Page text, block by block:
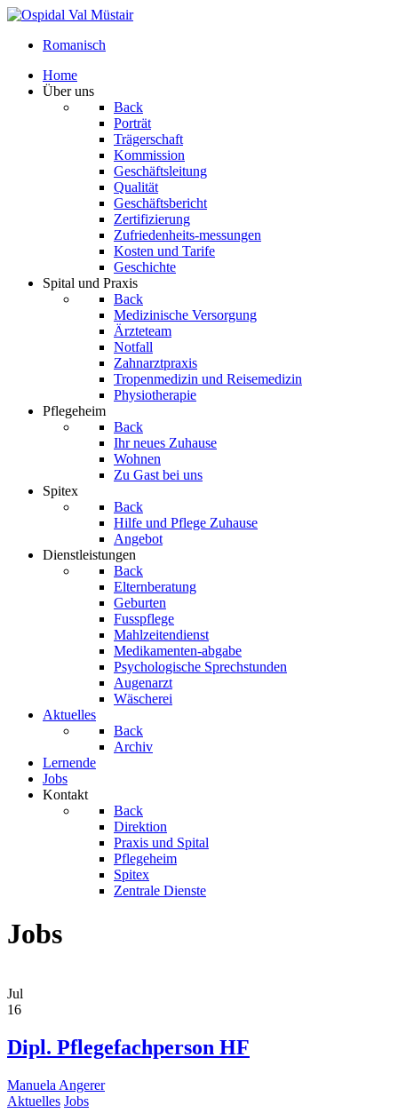
Romanisch
Home
Über uns
Back
Porträt
Trägerschaft
Kommission
Geschäftsleitung
Qualität
Geschäftsbericht
Zertifizierung
Zufriedenheits-messungen
Kosten und Tarife
Geschichte
Spital und Praxis
Back
Medizinische Versorgung
Ärzteteam
Notfall
Zahnarztpraxis
Tropenmedizin und Reisemedizin
Physiotherapie
Pflegeheim
Back
Ihr neues Zuhause
Wohnen
Zu Gast bei uns
Spitex
Back
Hilfe und Pflege Zuhause
Angebot
Dienstleistungen
Back
Elternberatung
Geburten
Fusspflege
Mahlzeitendienst
Medikamenten-abgabe
Psychologische Sprechstunden
Augenarzt
Wäscherei
Aktuelles
Back
Archiv
Lernende
Jobs
Kontakt
Back
Direktion
Praxis und Spital
Pflegeheim
Spitex
Zentrale Dienste
Jobs
Jul
16
Dipl. Pflegefachperson HF
Manuela Angerer
Aktuelles Jobs